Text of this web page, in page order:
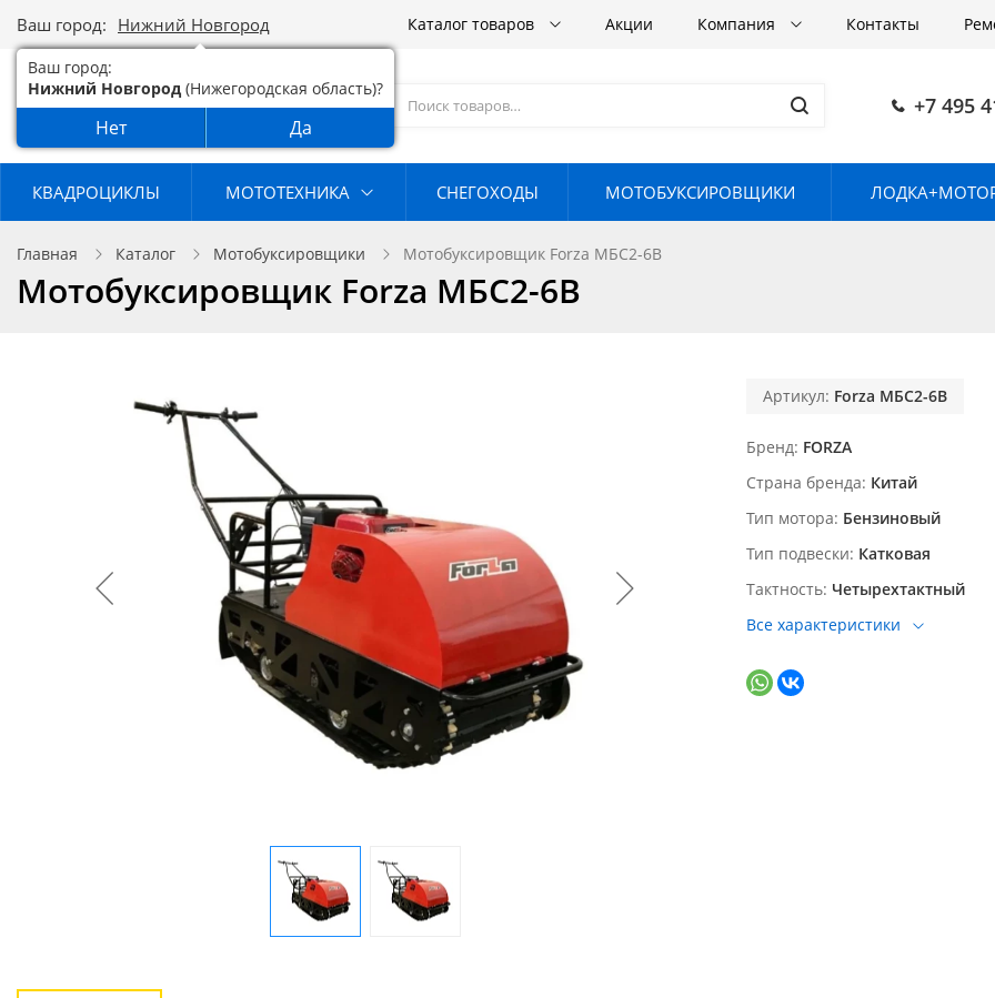
Ваш город: Нижний Новгород
Ваш город:
Нижний Новгород (Нижегородская область)?
Нет Да
Каталог товаров Акции Компания Контакты
+7 495
КВАДРОЦИКЛЫ МОТОТЕХНИКА СНЕГОХОДЫ МОТОБУКСИРОВЩИКИ
Главная Каталог Мотобуксировщики Мотобуксировщик Forza МБС2-6В
Мотобуксировщик Forza МБС2-6В
Артикул: Forza МБС2-6В
Бренд FORZA
Страна бренда Китай
Тип мотора Бензиновый
Тип подвески Катковая
Тактность Четырехтактный
Все характеристики